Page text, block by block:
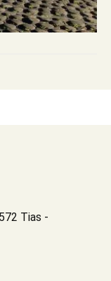
Tias -